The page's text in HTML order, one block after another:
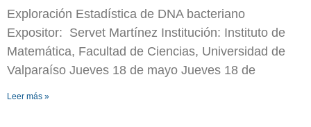
Exploración Estadística de DNA bacteriano
Expositor: Servet Martínez Institución: Instituto de
Matemática, Facultad de Ciencias, Universidad de
Valparaíso Jueves 18 de mayo Jueves 18 de
Leer más »